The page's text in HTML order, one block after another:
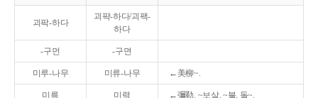
괴팍-하다
괴퍅-하다/괴팩-
하다
-구먼 -구면
미루-나무 미류-나무 ←美柳~.
미륵 미력 ←彌勒. ~보살, ~불, 돌~.